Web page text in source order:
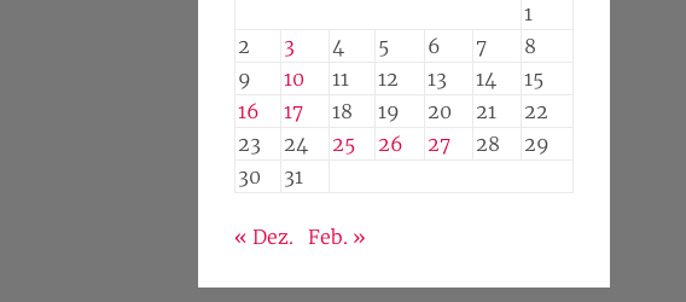
1
2
3 4 5 6 7
8
9
10 11 12 13 14
15
16
17 18 19 20 21
22
23
24 25 26 27 28
29
30
31
« Dez. Feb. »